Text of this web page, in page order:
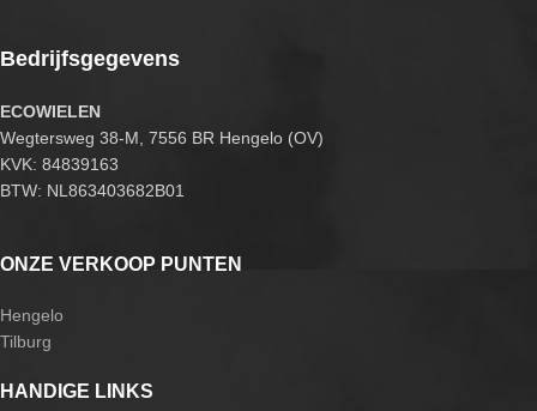
Bedrijfsgegevens
ECOWIELEN
Wegtersweg 38-M, 7556 BR Hengelo (OV)
KVK: 84839163
BTW: NL863403682B01
ONZE VERKOOP PUNTEN
Hengelo
Tilburg
HANDIGE LINKS